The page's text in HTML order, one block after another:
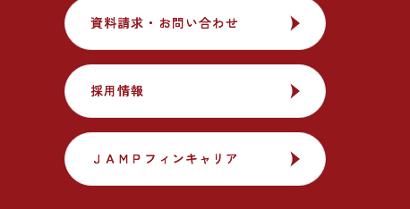
資料請求・お問い合わせ
資料請求・お問い合わせ
採用情報
採用情報
ＪＡＭＰフィンキャリア
ＪＡＭＰフィンキャリア